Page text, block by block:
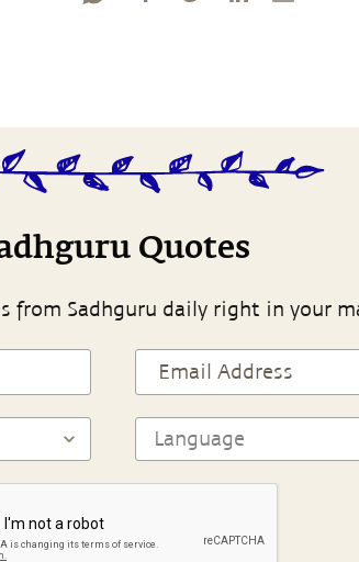
Quotes
from Sadhguru daily right in your